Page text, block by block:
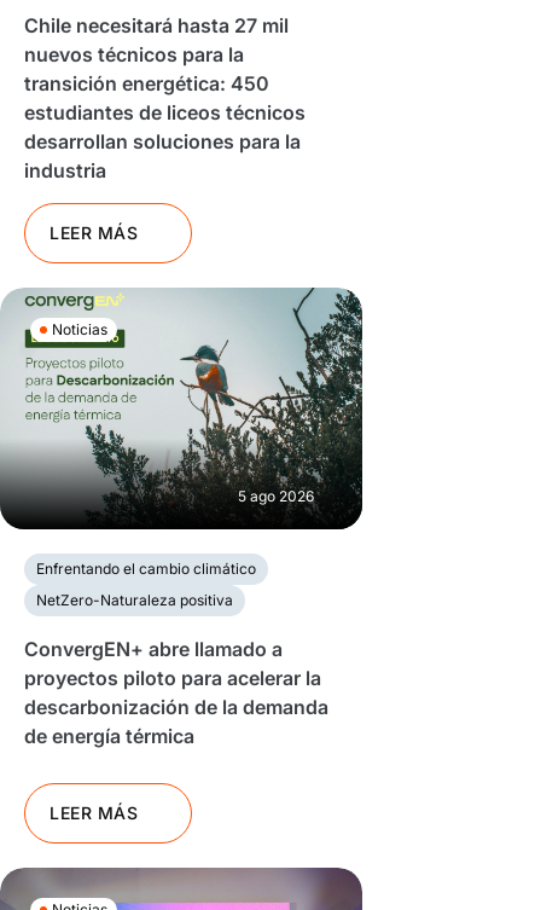
Chile necesitará hasta 27 mil
nuevos técnicos para la
transición energética: 450
estudiantes de liceos técnicos
desarrollan soluciones para la
industria
LEER MÁS
Noticias
5 ago 2026
Enfrentando el cambio climático
NetZero-Naturaleza positiva
ConvergEN+ abre llamado a
proyectos piloto para acelerar la
descarbonización de la demanda
de energía térmica
LEER MÁS